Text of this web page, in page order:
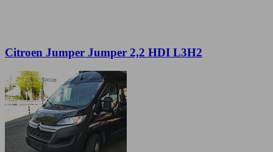
Citroen Jumper Jumper 2,2 HDI L3H2